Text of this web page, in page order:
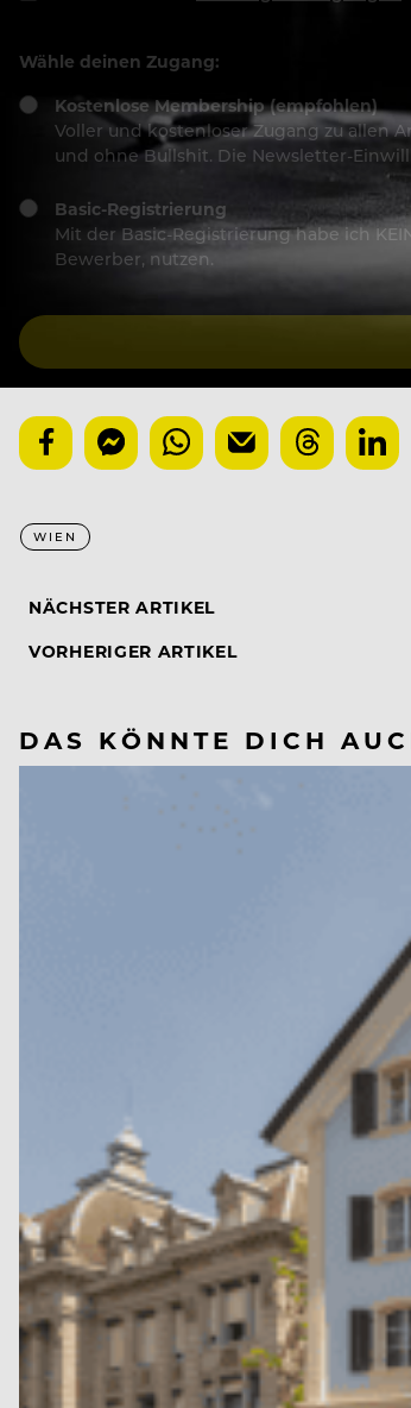
Wähle deinen Zugang:
Kostenlose Membership (empfohlen)
Voller und kostenloser Zugang zu allen
und ohne Bullshit. Die Newsletter-
Basic-Registrierung
Mit der Basic-Registrierung habe ich
Bewerber, nutzen.
WIEN
NÄCHSTER ARTIKEL
VORHERIGER ARTIKEL
DAS KÖNNTE DICH